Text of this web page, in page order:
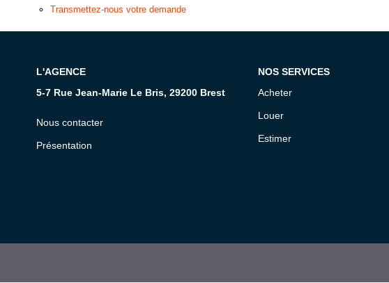
Transmettez-nous votre demande
L'AGENCE
5-7 Rue Jean-Marie Le Bris, 29200 Brest
Nous contacter
Présentation
NOS SERVICES
Acheter
Louer
Estimer